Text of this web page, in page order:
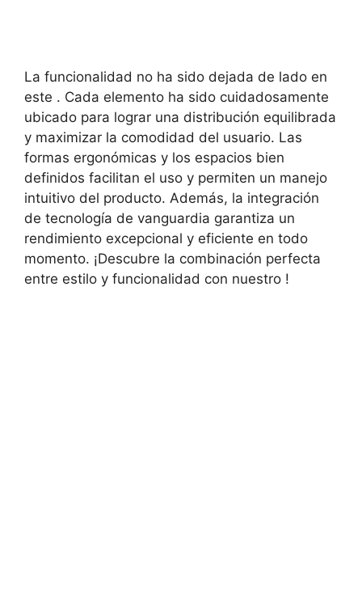
La funcionalidad no ha sido ⁢dejada de lado en
este . Cada elemento ha sido cuidadosamente
ubicado para lograr ⁢una distribución equilibrada
⁤y​ maximizar la comodidad del usuario. Las
formas‍ ergonómicas y los espacios bien
definidos facilitan⁣ el uso y permiten un manejo
⁢intuitivo del producto. Además, la integración
de tecnología ​de vanguardia garantiza un
rendimiento excepcional y eficiente en todo
momento. ‌¡Descubre la⁤ combinación perfecta⁢
entre estilo y funcionalidad ‍con nuestro !